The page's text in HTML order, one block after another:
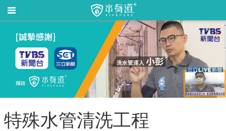
特殊水管清洗工程